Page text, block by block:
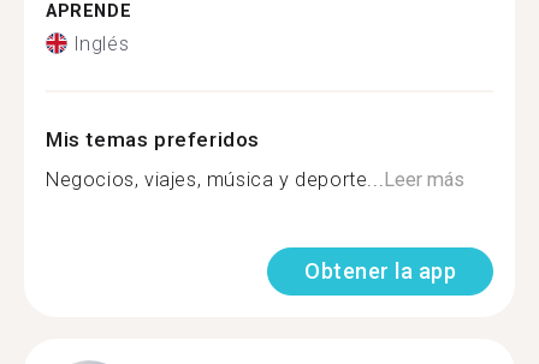
APRENDE
Inglés
Mis temas preferidos
Negocios, viajes, música y deporte... Leer más
Obtener la app